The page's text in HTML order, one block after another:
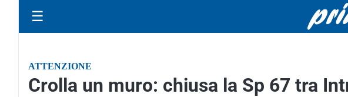
☰
ATTENZIONE
Crolla un muro: chiusa la Sp 67 tra